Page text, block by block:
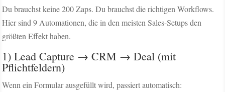
Du brauchst keine 200 Zaps. Du brauchst die richtigen Workflows.
Hier sind 9 Automationen, die in den meisten Sales-Setups den
größten Effekt haben.
1) Lead Capture → CRM → Deal (mit
Pflichtfeldern)
Wenn ein Formular ausgefüllt wird, passiert automatisch: